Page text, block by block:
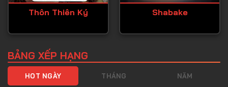
Tập 49
Thôn Thiên Ký Shabake
BẢNG XẾP HẠNG
HOT NGÀY THÁNG NĂM